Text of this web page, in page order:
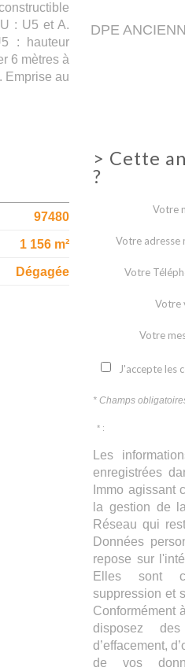
: U5 et A.
: hauteur
6 mètres à
Emprise au
DPE
97480
1 156 m²
Dégagée
> Cette
?
Votre
Votre adresse
Votre
Votre
Votre
J'accepte les
* Champs
* :
Les
enregistrées
Immo agissant
la gestion de
Réseau qui
Données
repose sur
Elles sont
suppression et
Conformément
disposez
d’effacement,
de vos